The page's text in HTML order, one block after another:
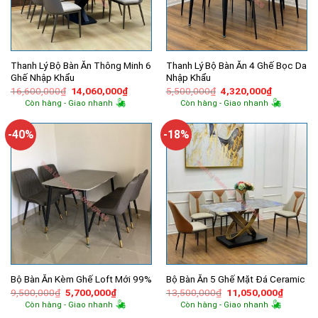
Thanh Lý Bộ Bàn Ăn Thông Minh 6
Ghế Nhập Khẩu
16,600,000₫ Giá
gốc
là:
14,060,000₫Giá
hiện
14,060,000₫.
Còn hàng - Giao nhanh
Thanh Lý Bộ Bàn Ăn 4 Ghế Bọc Da
Nhập Khẩu
5,500,000₫ Giá
gốc
là:
4,320,000₫Giá
hiện
tại
Còn hàng - Giao nhanh
-40%
Bộ Bàn Ăn Kèm Ghế Loft Mới 99%
9,500,000₫ Giá
gốc
là:
5,700,000₫Giá
hiện
tại
Còn hàng - Giao nhanh
-18%
Bộ Bàn Ăn 5 Ghế Mặt Đá Ceramic
13,500,000₫ Giá
gốc
là:
11,050,000₫Giá
hiện
Còn hàng - Giao nhanh